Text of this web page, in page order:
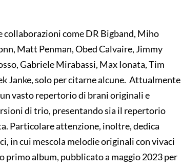
come DR Bigband, Miho
Matt Penman, Obed Calvaire, Jimmy
Gabriele Mirabassi, Max Ionata, Tim
Janke, solo per citarne alcune. Attualmente
vasto repertorio di brani originali e
di trio, presentando sia il repertorio
Particolare attenzione, inoltre, dedica
in cui mescola melodie originali con vivaci
primo album, pubblicato a maggio 2023 per